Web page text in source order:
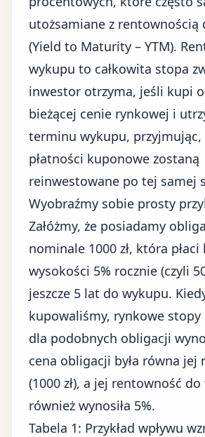
utożsamiane z rentownością
(Yield to Maturity – YTM).
wykupu to całkowita stopa
inwestor otrzyma, jeśli kupi
bieżącej cenie rynkowej i
terminu wykupu, przyjmując,
płatności kuponowe zostaną
reinwestowane po tej samej
Wyobraźmy sobie prosty
Załóżmy, że posiadamy
nominale 1000 zł, która
wysokości 5% rocznie (czyli
jeszcze 5 lat do wykupu.
kupowaliśmy, rynkowe
dla podobnych obligacji
cena obligacji była równa jej
(1000 zł), a jej rentowność
również wynosiła 5%.
Tabela 1: Przykład wpływu